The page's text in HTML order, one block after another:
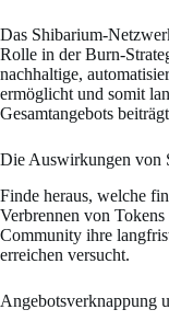
Das Shibarium-
Rolle in der Burn-
nachhaltige,
ermöglicht und somit
Gesamtangebots
Die Auswirkungen von
Finde heraus, welche
Verbrennen von
Community ihre
erreichen versucht.
Angebotsverknappung